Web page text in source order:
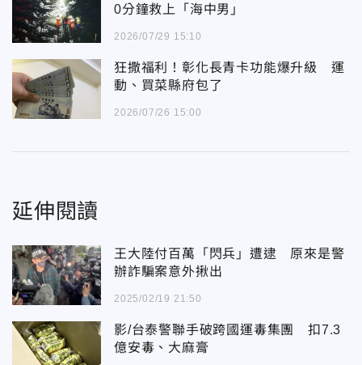
0分鐘救上「海中男」
2026/07/29 15:10
狂撒福利！彰化長青卡功能爆升級 運
動、買菜縣府包了
2026/07/26 15:00
延伸閱讀
王大陸付百萬「閃兵」遭逮 原來是警
辦詐騙案意外揪出
2025/02/19 21:50
影/台泰警聯手破跨國運毒集團 扣7.3
億安毒、大麻膏